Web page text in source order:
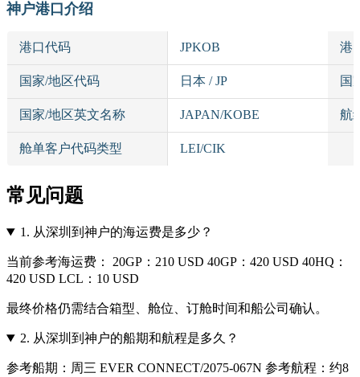
神户港口介绍
港口代码 JPKOB 港
国家/地区代码 日本 / JP 国
国家/地区英文名称 JAPAN/KOBE 航
舱单客户代码类型 LEI/CIK
常见问题
1. 从深圳到神户的海运费是多少？
当前参考海运费： 20GP：210 USD 40GP：420 USD 40HQ：
420 USD LCL：10 USD
最终价格仍需结合箱型、舱位、订舱时间和船公司确认。
2. 从深圳到神户的船期和航程是多久？
参考船期：周三 EVER CONNECT/2075-067N 参考航程：约8